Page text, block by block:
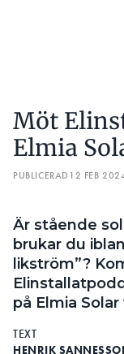
12 FEB
Är stående
brukar du
likström”?
HENRIK SANNESSON
Kapa